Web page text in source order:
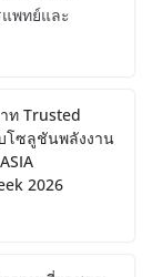
พทย์และ
ท Trusted
โซลูชันพลังงาน
2026